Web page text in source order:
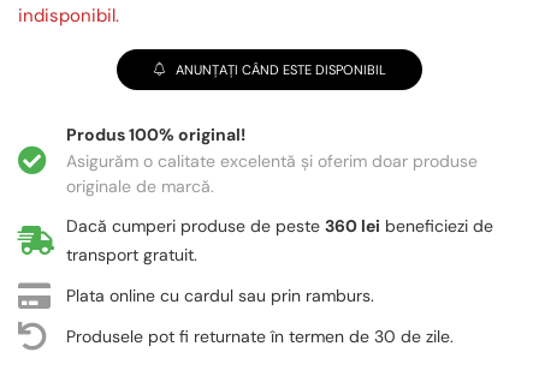
indisponibil.
ANUNȚAȚI CÂND ESTE DISPONIBIL
Produs 100% original!
Asigurăm o calitate excelentă și oferim doar produse
originale de marcă.
Dacă cumperi produse de peste 360 lei beneficiezi de
transport gratuit.
Plata online cu cardul sau prin ramburs.
Produsele pot fi returnate în termen de 30 de zile.